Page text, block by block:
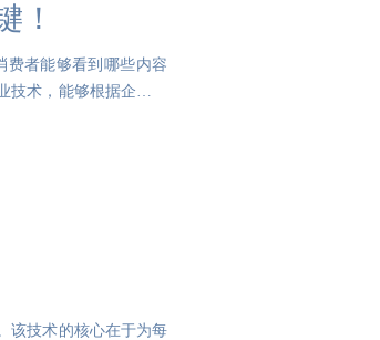
！
费者能够看到哪些内容
术，能够根据企业的
该技术的核心在于为每